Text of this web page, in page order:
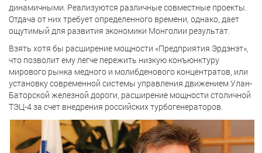
динамичными. Реализуются различные совместные проекты.
Отдача от них требует определенного времени, однако, дает
ощутимый для развития экономики Монголии результат.
Взять хотя бы расширение мощности «Предприятия Эрдэнэт»,
что позволит ему легче пережить низкую конъюнктуру
мирового рынка медного и молибденового концентратов, или
установку современной системы управления движением Улан-
Баторской железной дороги, расширение мощности столичной
ТЭЦ-4 за счет внедрения российских турбогенераторов.